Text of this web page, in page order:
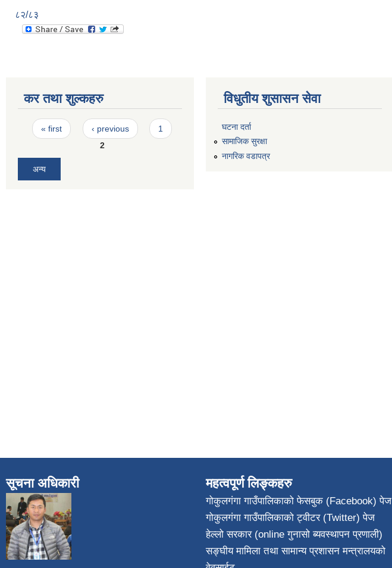
८२/८३
कर तथा शुल्कहरु
Pages
« first ‹ previous
1
2
अन्य
विधुतीय शुसासन सेवा
घटना दर्ता
सामाजिक सुरक्षा
नागरिक वडापत्र
सूचना अधिकारी महत्वपूर्ण लिङ्कहरु
गोकुलगंगा गाउँपालिकाको फेसबुक (Facebook) पेज
गोकुलगंगा गाउँपालिकाको ट्वीटर (Twitter) पेज
हेल्लो सरकार (online गुनासो ब्यवस्थापन प्रणाली)
सङ्घीय मामिला तथा सामान्य प्रशासन मन्त्रालयको